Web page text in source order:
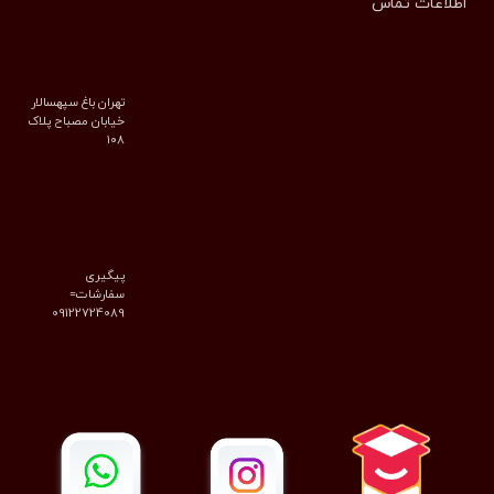
اطلاعات تماس
تهران باغ سپهسالار
خیابان مصباح پلاک
۱۰۸
پیگیری
سفارشات=
09122724089